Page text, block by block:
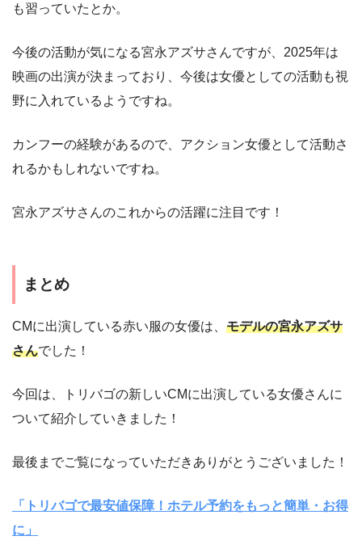
も習っていたとか。
今後の活動が気になる宮永アズサさんですが、2025年は
映画の出演が決まっており、今後は女優としての活動も視
野に入れているようですね。
カンフーの経験があるので、アクション女優として活動さ
れるかもしれないですね。
宮永アズサさんのこれからの活躍に注目です！
まとめ
CMに出演している赤い服の女優は、 モデルの宮永アズサ
さんでした！
今回は、トリバゴの新しいCMに出演している女優さんに
ついて紹介していきました！
最後までご覧になっていただきありがとうございました！
「トリバゴで最安値保障！ホテル予約をもっと簡単・お得
に」